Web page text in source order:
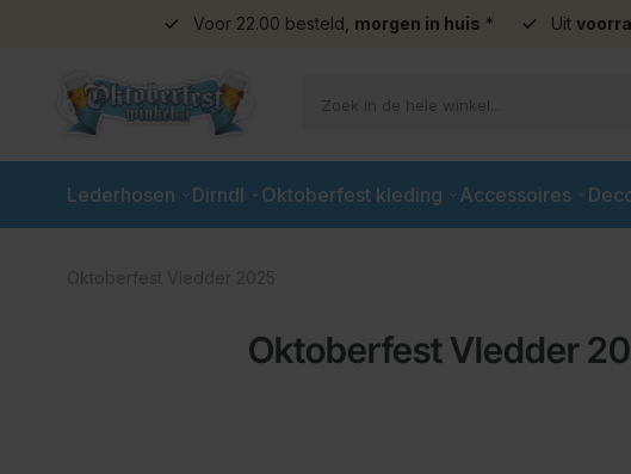
Voor 22.00 besteld, morgen in huis * Uit
Lederhosen Dirndl Oktoberfest kleding Accessoires
Oktoberfest Vledder 2025
Oktoberfest Vledder